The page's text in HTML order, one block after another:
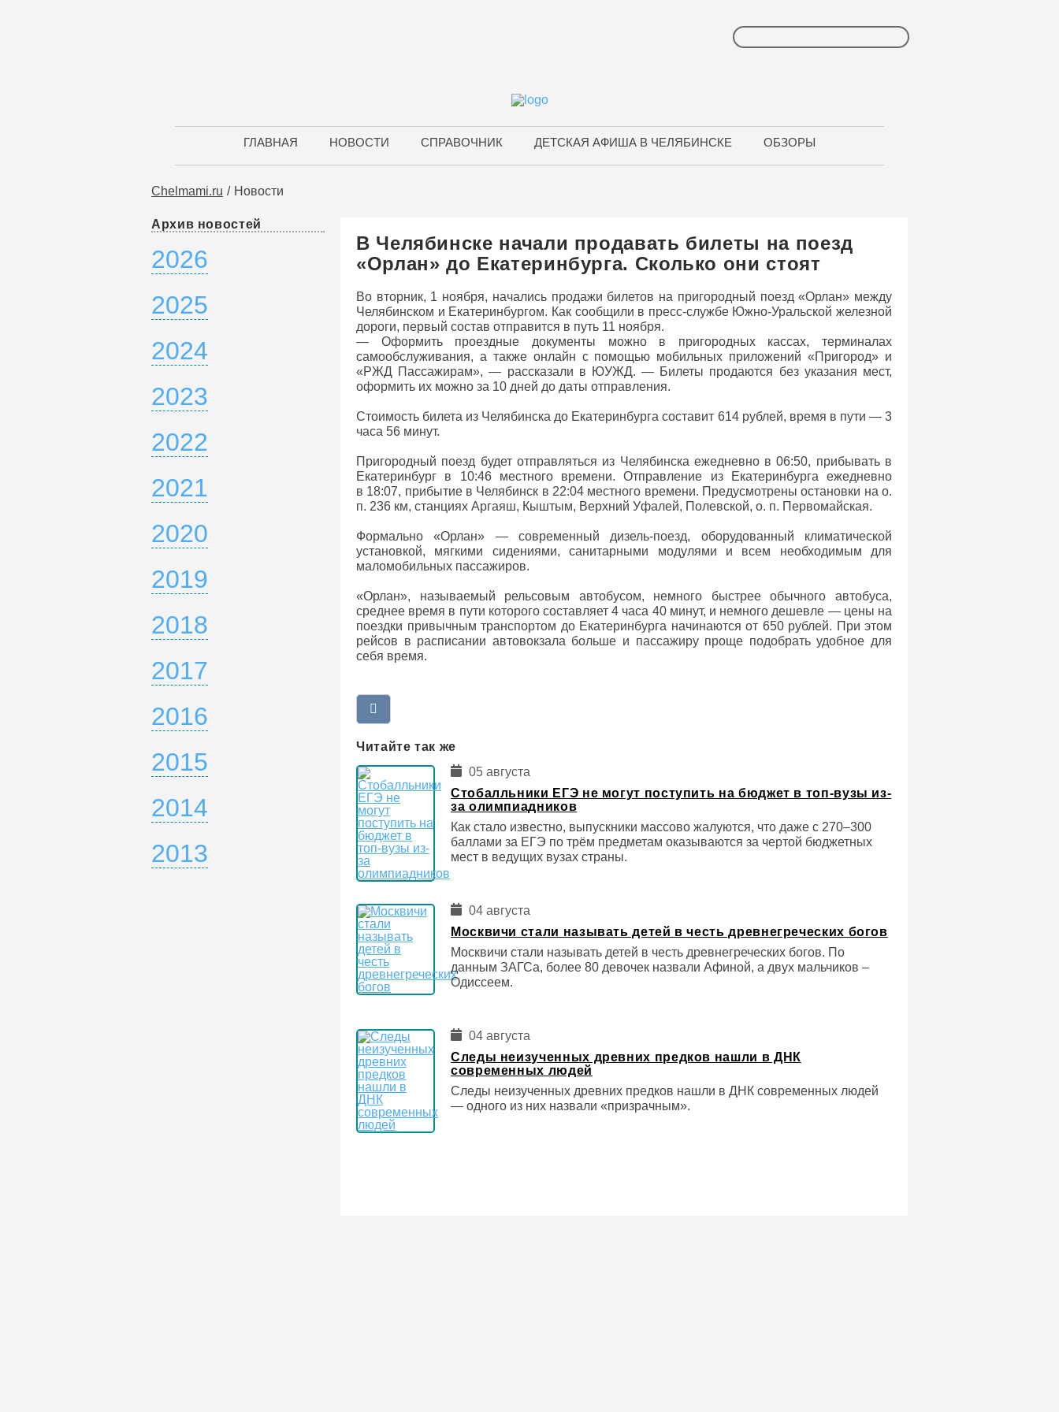
ГЛАВНАЯ НОВОСТИ СПРАВОЧНИК ДЕТСКАЯ АФИША В ЧЕЛЯБИНСКЕ ОБЗОРЫ
Chelmami.ru Новости
Архив новостей
2026
2025
2024
2023
2022
2021
2020
2019
2018
2017
2016
2015
2014
2013
В Челябинске начали продавать билеты на поезд
«Орлан» до Екатеринбурга. Сколько они стоят
Во вторник, 1 ноября, начались продажи билетов на пригородный поезд «Орлан» между
Челябинском и Екатеринбургом. Как сообщили в пресс-службе Южно-Уральской железной
дороги, первый состав отправится в путь 11 ноября.
— Оформить проездные документы можно в пригородных кассах, терминалах
самообслуживания, а также онлайн с помощью мобильных приложений «Пригород» и
«РЖД Пассажирам», — рассказали в ЮУЖД. — Билеты продаются без указания мест,
оформить их можно за 10 дней до даты отправления.
Стоимость билета из Челябинска до Екатеринбурга составит 614 рублей, время в пути — 3
часа 56 минут.
Пригородный поезд будет отправляться из Челябинска ежедневно в 06:50, прибывать в
Екатеринбург в 10:46 местного времени. Отправление из Екатеринбурга ежедневно
в 18:07, прибытие в Челябинск в 22:04 местного времени. Предусмотрены остановки на о.
п. 236 км, станциях Аргаяш, Кыштым, Верхний Уфалей, Полевской, о. п. Первомайская.
Формально «Орлан» — современный дизель-поезд, оборудованный климатической
установкой, мягкими сидениями, санитарными модулями и всем необходимым для
маломобильных пассажиров.
«Орлан», называемый рельсовым автобусом, немного быстрее обычного автобуса,
среднее время в пути которого составляет 4 часа 40 минут, и немного дешевле — цены на
поездки привычным транспортом до Екатеринбурга начинаются от 650 рублей. При этом
рейсов в расписании автовокзала больше и пассажиру проще подобрать удобное для
себя время.
Читайте так же
05 августа
Стобалльники ЕГЭ не могут поступить на бюджет в топ-вузы из-
за олимпиадников
Как стало известно, выпускники массово жалуются, что даже с 270–300
баллами за ЕГЭ по трём предметам оказываются за чертой бюджетных
мест в ведущих вузах страны.
04 августа
Москвичи стали называть детей в честь древнегреческих богов
Москвичи стали называть детей в честь древнегреческих богов. По
данным ЗАГСа, более 80 девочек назвали Афиной, а двух мальчиков –
Одиссеем.
04 августа
Следы неизученных древних предков нашли в ДНК
современных людей
Следы неизученных древних предков нашли в ДНК современных людей
— одного из них назвали «призрачным».